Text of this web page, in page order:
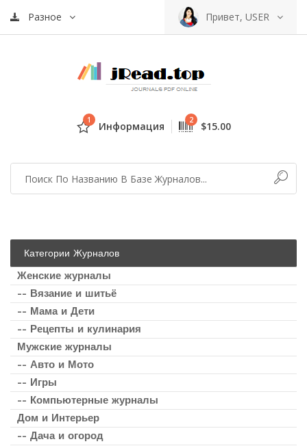
Разное Привет, USER
1 Информация 2 $15.00
Категории Журналов
Женские журналы
-- Вязание и шитьё
-- Мама и Дети
-- Рецепты и кулинария
Мужские журналы
-- Авто и Мото
-- Игры
-- Компьютерные журналы
Дом и Интерьер
-- Дача и огород